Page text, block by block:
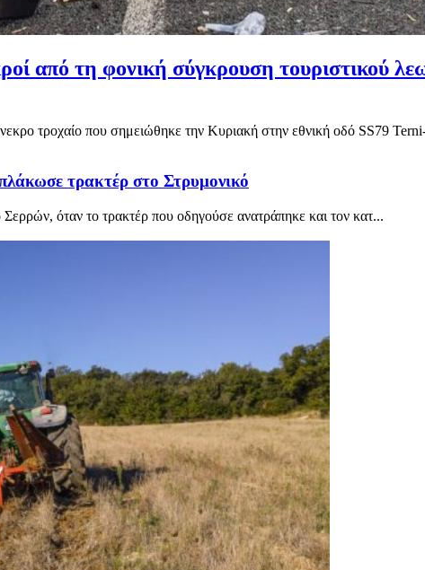
από τη φονική σύγκρουση τουριστικού
τροχαίο που σημειώθηκε την Κυριακή στην εθνική οδό SS79
τρακτέρ στο Στρυμονικό
όταν το τρακτέρ που οδηγούσε ανατράπηκε και τον κατ...